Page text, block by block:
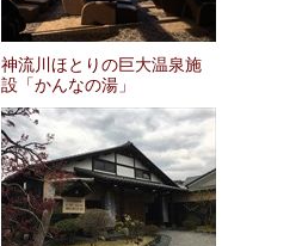
神流川ほとりの巨大温泉施
設「かんなの湯」